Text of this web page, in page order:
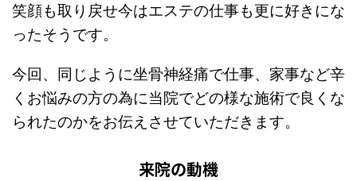
笑顔も取り戻せ今はエステの仕事も更に好きにな
ったそうです。
今回、同じように坐骨神経痛で仕事、家事など辛
くお悩みの方の為に当院でどの様な施術で良くな
られたのかをお伝えさせていただきます。
来院の動機